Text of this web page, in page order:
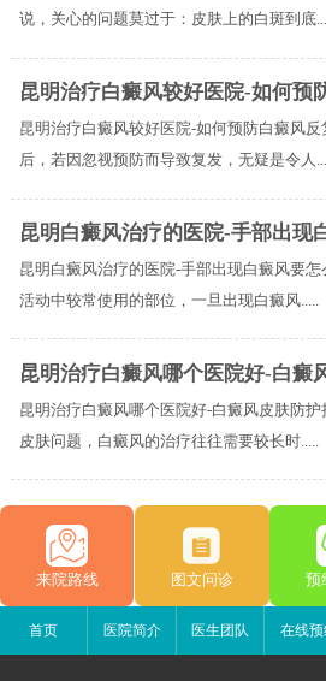
说，关心的问题莫过于：皮肤上的白斑到底
昆明治疗白癜风较好医院-如何预
昆明治疗白癜风较好医院-如何预防白癜风
后，若因忽视预防而导致复发，无疑是令人
昆明白癜风治疗的医院-手部出现
昆明白癜风治疗的医院-手部出现白癜风要
活动中较常使用的部位，一旦出现白癜风.....
昆明治疗白癜风哪个医院好-白癜
昆明治疗白癜风哪个医院好-白癜风皮肤防
皮肤问题，白癜风的治疗往往需要较长时.....
来院路线 图文问诊 预
首页 医院简介 医生团队 在线预